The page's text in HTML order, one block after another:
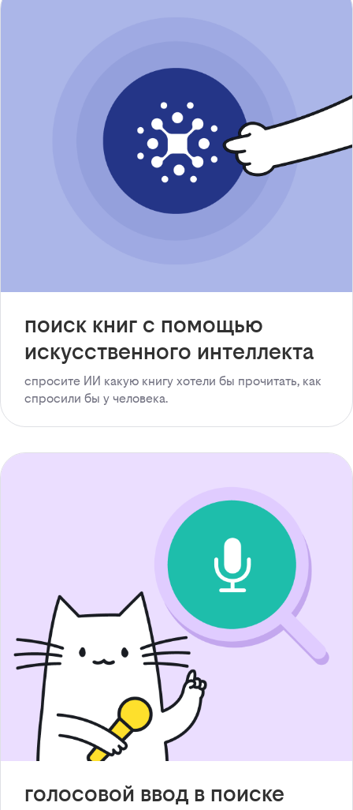
поиск книг с помощью
искусственного интеллекта
спросите ИИ какую книгу хотели бы прочитать, как
спросили бы у человека.
голосовой ввод в поиске